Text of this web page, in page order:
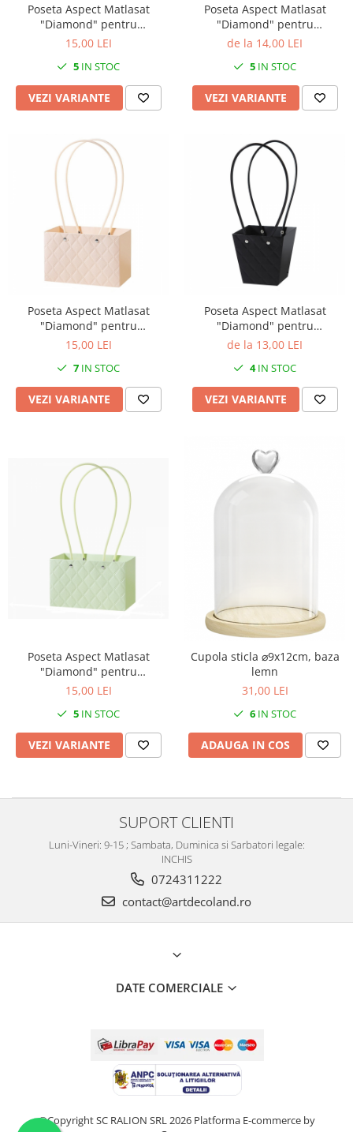
Poseta Aspect Matlasat
"Diamond" pentru
aranjamente florale, White -
15,00 LEI
5 IN STOC
VEZI VARIANTE
Poseta Aspect Matlasat
"Diamond" pentru
aranjamente florale, Ivoire -
de la 14,00 LEI
5 IN STOC
VEZI VARIANTE
Poseta Aspect Matlasat
"Diamond" pentru
aranjamente florale, Light
15,00 LEI
7 IN STOC
VEZI VARIANTE
Poseta Aspect Matlasat
"Diamond" pentru
aranjamente florale, Black -
de la 13,00 LEI
4IN STOC
VEZI VARIANTE
Poseta Aspect Matlasat
"Diamond" pentru
aranjamente florale, Light
15,00 LEI
5 IN STOC
VEZI VARIANTE
Cupola sticla ⌀9x12cm, baza
lemn
31,00 LEI
6 IN STOC
ADAUGA IN COS
SUPORT CLIENTI
Luni-Vineri: 9-15 ; Sambata, Duminica si Sarbatori legale:
INCHIS
0724311222
contact@artdecoland.ro
DATE COMERCIALE
©Copyright SC RALION SRL 2026 Platforma E-commerce by